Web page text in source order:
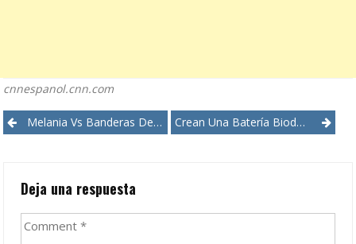
cnnespanol.cnn.com
PostMelania Vs Banderas De Acoso De Trump Crean Una Batería Biodegradable Hecha De Papel
Deja una respuesta